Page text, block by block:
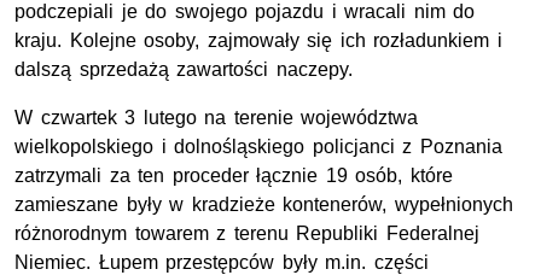
podczepiali je do swojego pojazdu i wracali nim do
kraju. Kolejne osoby, zajmowały się ich rozładunkiem i
dalszą sprzedażą zawartości naczepy.
W czwartek 3 lutego na terenie województwa
wielkopolskiego i dolnośląskiego policjanci z Poznania
zatrzymali za ten proceder łącznie 19 osób, które
zamieszane były w kradzieże kontenerów, wypełnionych
różnorodnym towarem z terenu Republiki Federalnej
Niemiec. Łupem przestępców były m.in. części